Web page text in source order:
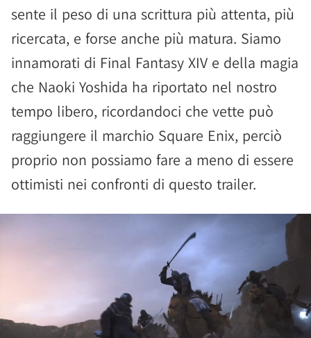
sente il peso di una scrittura più attenta, più
ricercata, e forse anche più matura. Siamo
innamorati di Final Fantasy XIV e della magia
che Naoki Yoshida ha riportato nel nostro
tempo libero, ricordandoci che vette può
raggiungere il marchio Square Enix, perciò
proprio non possiamo fare a meno di essere
ottimisti nei confronti di questo trailer.